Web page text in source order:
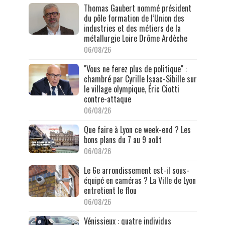
Thomas Gaubert nommé président
du pôle formation de l’Union des
industries et des métiers de la
métallurgie Loire Drôme Ardèche
06/08/26
"Vous ne ferez plus de politique" :
chambré par Cyrille Isaac-Sibille sur
le village olympique, Éric Ciotti
contre-attaque
06/08/26
Que faire à Lyon ce week-end ? Les
bons plans du 7 au 9 août
06/08/26
Le 6e arrondissement est-il sous-
équipé en caméras ? La Ville de Lyon
entretient le flou
06/08/26
Vénissieux : quatre individus